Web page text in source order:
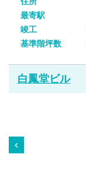
最寄駅
竣工
基準階坪数
白鳳堂ビル